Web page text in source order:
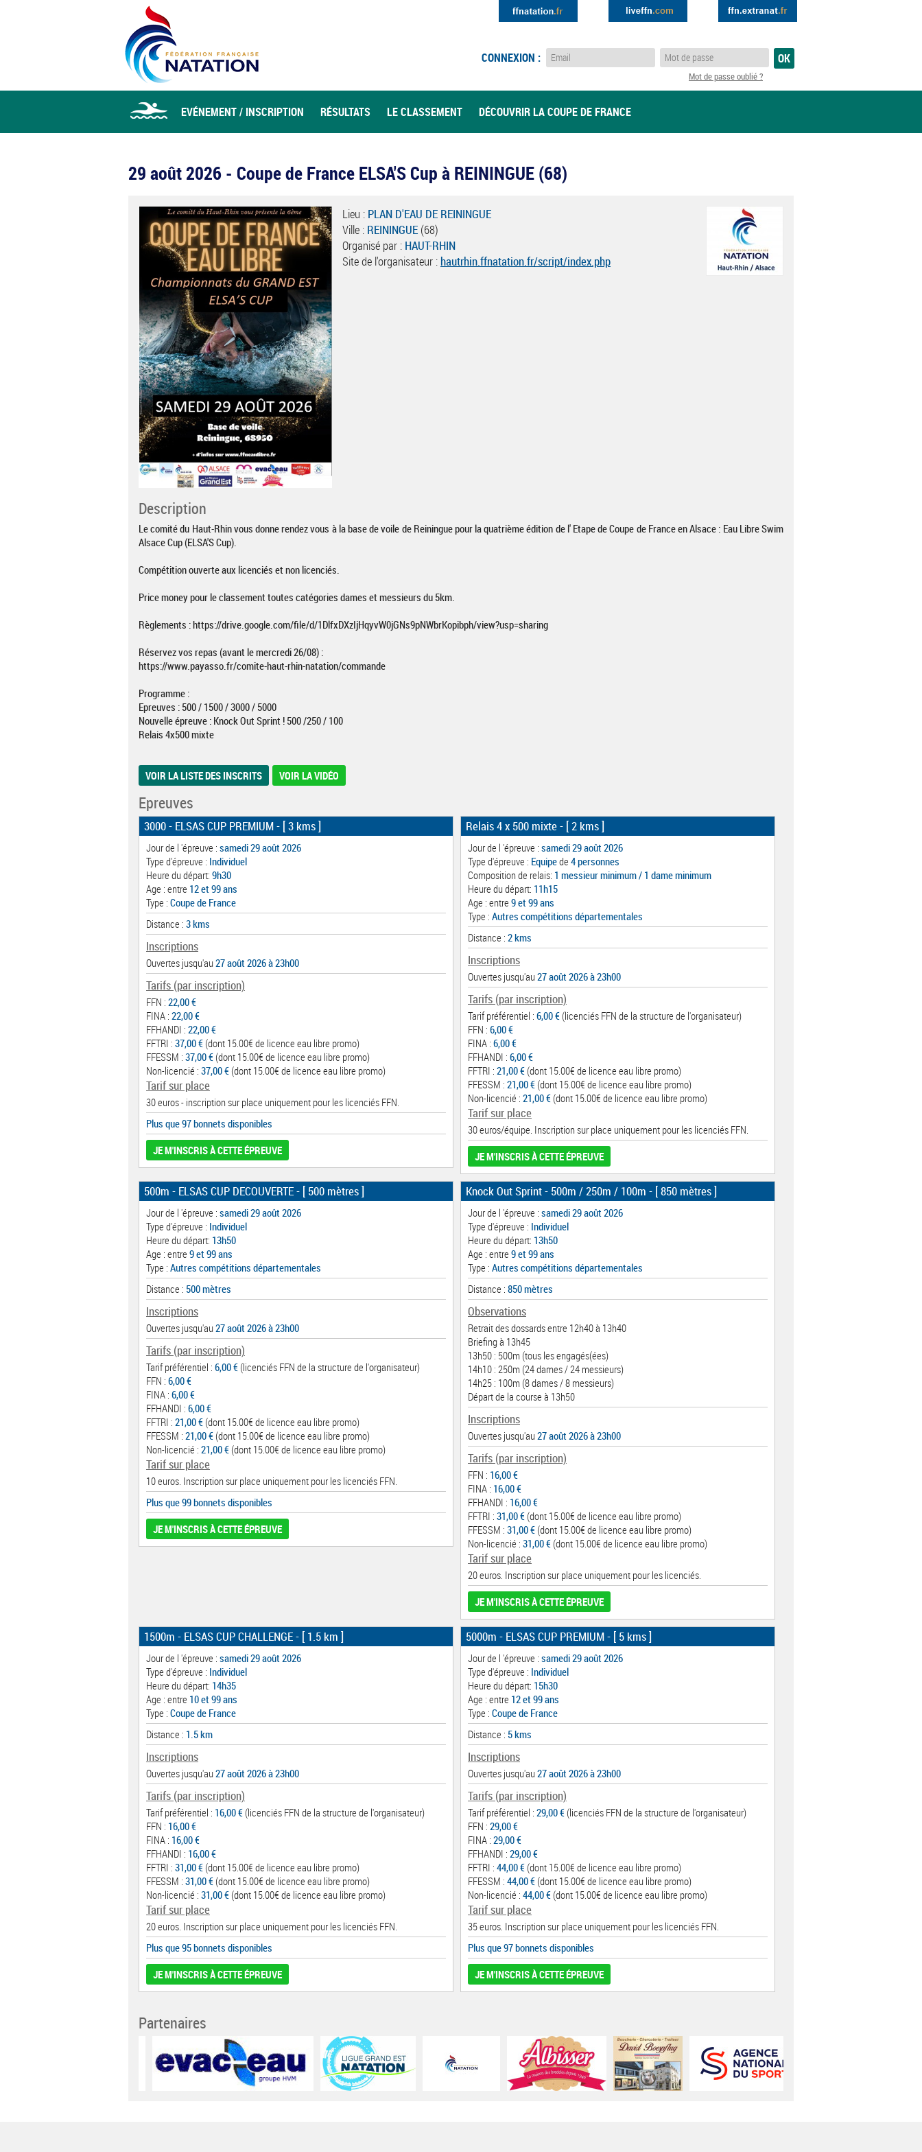
CONNEXION :
Mot de passe oublié ?
EVÉNEMENT / INSCRIPTION RÉSULTATS LE CLASSEMENT DÉCOUVRIR LA COUPE DE FRANCE
29 août 2026 - Coupe de France ELSA'S Cup à REININGUE (68)
Lieu : PLAN D'EAU DE REININGUE
Ville : REININGUE (68)
Organisé par : HAUT-RHIN
Site de l'organisateur : hautrhin.ffnatation.fr/script/index.php
Description
Le comité du Haut-Rhin vous donne rendez vous à la base de voile de Reiningue pour la quatrième édition de l' Etape de Coupe de France en Alsace : Eau Libre Swim
Alsace Cup (ELSA'S Cup).
Compétition ouverte aux licenciés et non licenciés.
Price money pour le classement toutes catégories dames et messieurs du 5km.
Règlements : https://drive.google.com/file/d/1DlfxDXzIjHqyvW0jGNs9pNWbrKopibph/view?usp=sharing
Réservez vos repas (avant le mercredi 26/08) :
https://www.payasso.fr/comite-haut-rhin-natation/commande
Programme :
Epreuves : 500 / 1500 / 3000 / 5000
Nouvelle épreuve : Knock Out Sprint ! 500 /250 / 100
Relais 4x500 mixte
VOIR LA LISTE DES INSCRITS VOIR LA VIDÉO
Epreuves
3000 - ELSAS CUP PREMIUM- [ 3 kms ]
Jour de l 'épreuve : samedi 29 août 2026
Type d'épreuve : Individuel
Heure du départ: 9h30
Age : entre 12 et 99 ans
Type : Coupe de France
Distance : 3 kms
Inscriptions
Ouvertes jusqu'au27 août 2026 à 23h00
Tarifs (par inscription)
FFN : 22,00 €
FINA : 22,00 €
FFHANDI : 22,00 €
FFTRI : 37,00 € (dont 15.00€ de licence eau libre promo)
FFESSM : 37,00 € (dont 15.00€ de licence eau libre promo)
Non-licencié : 37,00 € (dont 15.00€ de licence eau libre promo)
Tarif sur place
30 euros - inscription sur place uniquement pour les licenciés FFN.
Plus que 97 bonnets disponibles
JE M'INSCRIS À CETTE ÉPREUVE
Relais 4 x 500 mixte- [ 2 kms ]
Jour de l 'épreuve : samedi 29 août 2026
Type d'épreuve : Equipede 4 personnes
Composition de relais: 1 messieur minimum / 1 dame minimum
Heure du départ: 11h15
Age : entre 9 et 99 ans
Type : Autres compétitions départementales
Distance : 2 kms
Inscriptions
Ouvertes jusqu'au27 août 2026 à 23h00
Tarifs (par inscription)
Tarif préférentiel : 6,00 € (licenciés FFN de la structure de l'organisateur)
FFN : 6,00 €
FINA : 6,00 €
FFHANDI : 6,00 €
FFTRI : 21,00 € (dont 15.00€ de licence eau libre promo)
FFESSM : 21,00 € (dont 15.00€ de licence eau libre promo)
Non-licencié : 21,00 € (dont 15.00€ de licence eau libre promo)
Tarif sur place
30 euros/équipe. Inscription sur place uniquement pour les licenciés FFN.
JE M'INSCRIS À CETTE ÉPREUVE
500m - ELSAS CUP DECOUVERTE- [ 500 mètres ]
Jour de l 'épreuve : samedi 29 août 2026
Type d'épreuve : Individuel
Heure du départ: 13h50
Age : entre 9 et 99 ans
Type : Autres compétitions départementales
Distance : 500 mètres
Inscriptions
Ouvertes jusqu'au27 août 2026 à 23h00
Tarifs (par inscription)
Tarif préférentiel : 6,00 € (licenciés FFN de la structure de l'organisateur)
FFN : 6,00 €
FINA : 6,00 €
FFHANDI : 6,00 €
FFTRI : 21,00 € (dont 15.00€ de licence eau libre promo)
FFESSM : 21,00 € (dont 15.00€ de licence eau libre promo)
Non-licencié : 21,00 € (dont 15.00€ de licence eau libre promo)
Tarif sur place
10 euros. Inscription sur place uniquement pour les licenciés FFN.
Plus que 99 bonnets disponibles
JE M'INSCRIS À CETTE ÉPREUVE
Knock Out Sprint - 500m / 250m / 100m - [ 850 mètres ]
Jour de l 'épreuve : samedi 29 août 2026
Type d'épreuve : Individuel
Heure du départ: 13h50
Age : entre 9 et 99 ans
Type : Autres compétitions départementales
Distance : 850 mètres
Observations
Retrait des dossards entre 12h40 à 13h40
Briefing à 13h45
13h50 : 500m (tous les engagés(ées)
14h10 : 250m (24 dames / 24 messieurs)
14h25 : 100m (8 dames / 8 messieurs)
Départ de la course à 13h50
Inscriptions
Ouvertes jusqu'au27 août 2026 à 23h00
Tarifs (par inscription)
FFN : 16,00 €
FINA : 16,00 €
FFHANDI : 16,00 €
FFTRI : 31,00 € (dont 15.00€ de licence eau libre promo)
FFESSM : 31,00 € (dont 15.00€ de licence eau libre promo)
Non-licencié : 31,00 € (dont 15.00€ de licence eau libre promo)
Tarif sur place
20 euros. Inscription sur place uniquement pour les licenciés.
JE M'INSCRIS À CETTE ÉPREUVE
1500m - ELSAS CUP CHALLENGE- [ 1.5 km ]
Jour de l 'épreuve : samedi 29 août 2026
Type d'épreuve : Individuel
Heure du départ: 14h35
Age : entre 10 et 99 ans
Type : Coupe de France
Distance : 1.5 km
Inscriptions
Ouvertes jusqu'au27 août 2026 à 23h00
Tarifs (par inscription)
Tarif préférentiel : 16,00 € (licenciés FFN de la structure de l'organisateur)
FFN : 16,00 €
FINA : 16,00 €
FFHANDI : 16,00 €
FFTRI : 31,00 € (dont 15.00€ de licence eau libre promo)
FFESSM : 31,00 € (dont 15.00€ de licence eau libre promo)
Non-licencié : 31,00 € (dont 15.00€ de licence eau libre promo)
Tarif sur place
20 euros. Inscription sur place uniquement pour les licenciés FFN.
Plus que 95 bonnets disponibles
JE M'INSCRIS À CETTE ÉPREUVE
5000m - ELSAS CUP PREMIUM- [ 5 kms ]
Jour de l 'épreuve : samedi 29 août 2026
Type d'épreuve : Individuel
Heure du départ: 15h30
Age : entre 12 et 99 ans
Type : Coupe de France
Distance : 5 kms
Inscriptions
Ouvertes jusqu'au27 août 2026 à 23h00
Tarifs (par inscription)
Tarif préférentiel : 29,00 € (licenciés FFN de la structure de l'organisateur)
FFN : 29,00 €
FINA : 29,00 €
FFHANDI : 29,00 €
FFTRI : 44,00 € (dont 15.00€ de licence eau libre promo)
FFESSM : 44,00 € (dont 15.00€ de licence eau libre promo)
Non-licencié : 44,00 € (dont 15.00€ de licence eau libre promo)
Tarif sur place
35 euros. Inscription sur place uniquement pour les licenciés FFN.
Plus que 97 bonnets disponibles
JE M'INSCRIS À CETTE ÉPREUVE
Partenaires